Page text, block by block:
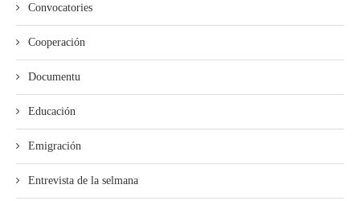
Convocatories
Cooperación
Documentu
Educación
Emigración
Entrevista de la selmana